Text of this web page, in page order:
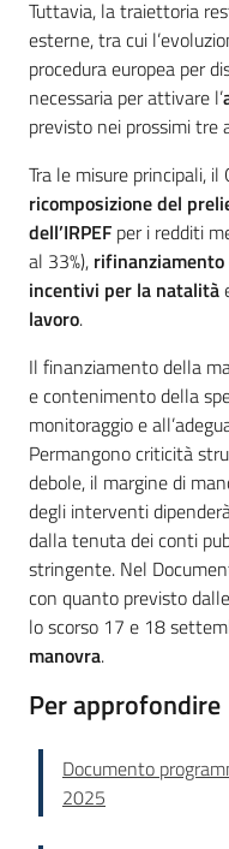
Servizi
Leggi Atti Bandi
Argomenti
Tuttavia, la traiettoria
esterne, tra cui
procedura europea per
necessaria per attivare l’
previsto nei prossimi tre
Tra le misure principali,
ricomposizione del
dell’IRPEF per i redditi
al 33%), rifinanziamento
incentivi per la natalità
lavoro.
Il finanziamento della
e contenimento della
monitoraggio e
Permangono criticità
debole, il margine di
degli interventi
dalla tenuta dei conti
stringente. Nel
con quanto previsto
lo scorso 17 e 18
manovra.
Per approfondire
Documento
2025